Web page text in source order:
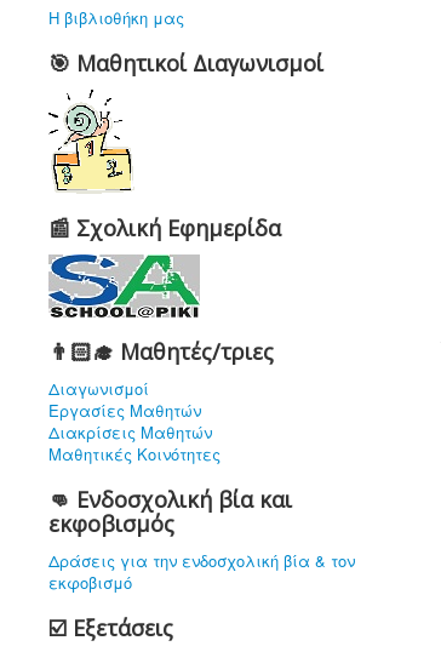
Η βιβλιοθήκη μας
🎯 Μαθητικοί Διαγωνισμοί
📰 Σχολική Εφημερίδα
👨🏻‍🎓 Μαθητές/τριες
Διαγωνισμοί
Εργασίες Μαθητών
Διακρίσεις Μαθητών
Μαθητικές Κοινότητες
👊 Ενδοσχολική βία και
εκφοβισμός
Δράσεις για την ενδοσχολική βία & τον
εκφοβισμό
☑️ Εξετάσεις